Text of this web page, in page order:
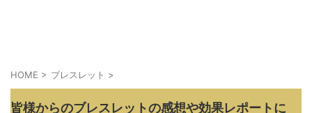
HOME > ブレスレット >
皆様からのブレスレットの感想や効果レポートに